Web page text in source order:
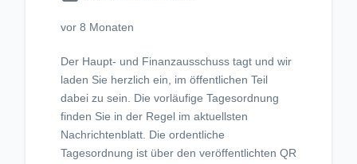
vor 8 Monaten
Der Haupt- und Finanzausschuss tagt und wir
laden Sie herzlich ein, im öffentlichen Teil
dabei zu sein. Die vorläufige Tagesordnung
finden Sie in der Regel im aktuellsten
Nachrichtenblatt. Die ordentliche
Tagesordnung ist über den veröffentlichten QR